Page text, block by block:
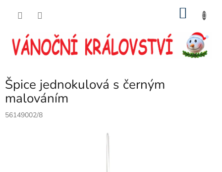
Špice jednokulová s černým
malováním
56149002/8